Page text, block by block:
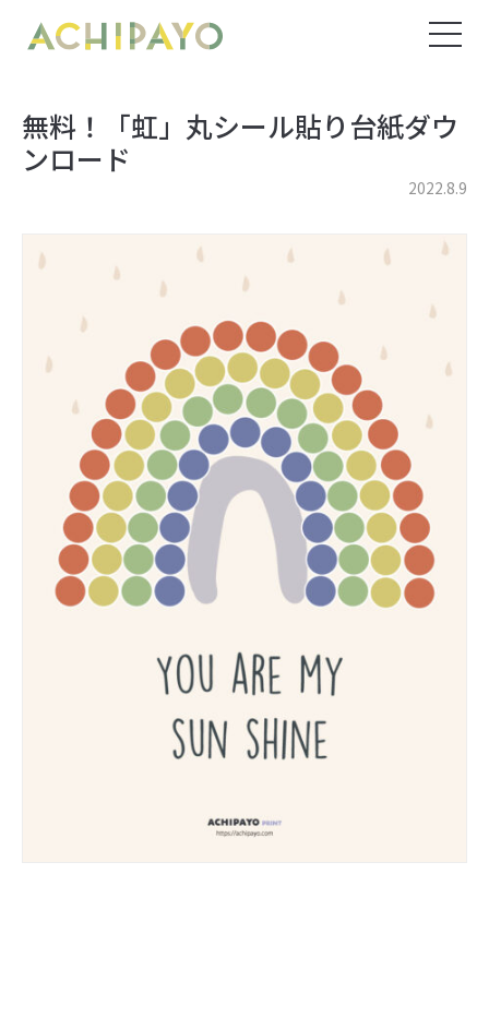
無料！「虹」丸シール貼り台紙ダウ
ンロード
2022.8.9